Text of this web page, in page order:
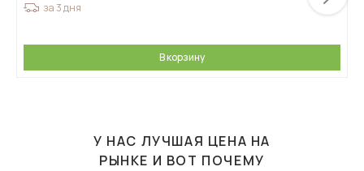
за 3 дня
В корзину
У НАС ЛУЧШАЯ ЦЕНА НА
РЫНКЕ И ВОТ ПОЧЕМУ